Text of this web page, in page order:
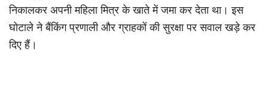
निकालकर अपनी महिला मित्र के खाते में जमा कर देता था। इस
घोटाले ने बैंकिंग प्रणाली और ग्राहकों की सुरक्षा पर सवाल खड़े कर
दिए हैं।